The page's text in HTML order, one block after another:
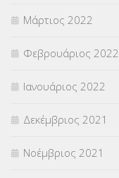
Μάρτιος 2022
Φεβρουάριος 2022
Ιανουάριος 2022
Δεκέμβριος 2021
Νοέμβριος 2021